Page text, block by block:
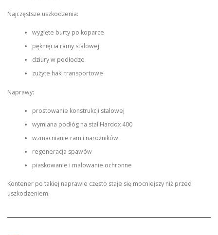
Najczęstsze uszkodzenia:
wygięte burty po koparce
pęknięcia ramy stalowej
dziury w podłodze
zużyte haki transportowe
Naprawy:
prostowanie konstrukcji stalowej
wymiana podłóg na stal Hardox 400
wzmacnianie ram i narożników
regeneracja spawów
piaskowanie i malowanie ochronne
Kontener po takiej naprawie często staje się mocniejszy niż przed
uszkodzeniem.